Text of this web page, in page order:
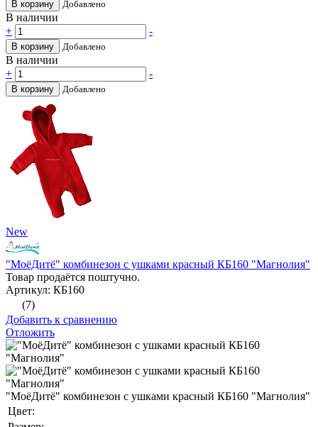
В корзину Добавлено
В наличии
+
-
В корзину Добавлено
В наличии
+
-
В корзину Добавлено
New
"МоёДитё" комбинезон с ушками красный КБ160 "Магнолия"
Товар продаётся поштучно.
Артикул: КБ160
(7)
Добавить к сравнению
Отложить
"МоёДитё" комбинезон с ушками красный КБ160 "Магнолия"
Цвет: